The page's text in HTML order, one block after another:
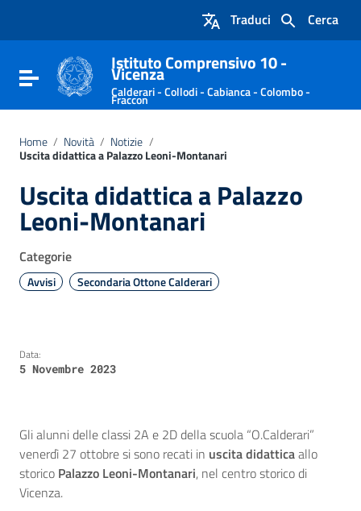
Vai al footer
Cerca
Traduci
Attiva / disattiva la navigazione
Istituto Comprensivo 10 -
Vicenza
Calderari - Collodi - Cabianca - Colombo -
Fraccon
Home / Novità / Notizie /
Uscita didattica a Palazzo Leoni-Montanari
Uscita didattica a Palazzo
Leoni-Montanari
Categorie
Avvisi Secondaria Ottone Calderari
Data:
5 Novembre 2023
Gli alunni delle classi 2A e 2D della scuola “O.Calderari”
venerdì 27 ottobre si sono recati in uscita didatticaallo
storico Palazzo Leoni-Montanari, nel centro storico di
Vicenza.